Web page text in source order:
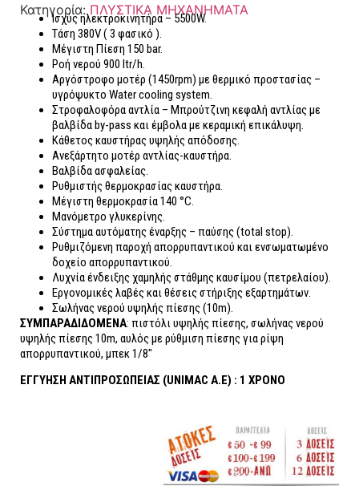
Κατηγορία: ΠΛΥΣΤΙΚΑ ΜΗΧΑΝΗΜΑΤΑ
Ισχύς ηλεκτροκινητήρα – 5500W.
Tάση 380V ( 3 φασικό ).
Μέγιστη Πίεση 150 bar.
Ροή νερού 900 ltr/h.
Αργόστροφο μοτέρ (1450rpm) με θερμικό προστασίας –
υγρόψυκτο Water cooling system.
Στροφαλοφόρα αντλία – Μπρούτζινη κεφαλή αντλίας με
βαλβίδα by-pass και έμβολα με κεραμική επικάλυψη.
Κάθετος καυστήρας υψηλής απόδοσης.
Ανεξάρτητο μοτέρ αντλίας-καυστήρα.
Βαλβίδα ασφαλείας.
Ρυθμιστής θερμοκρασίας καυστήρα.
Μέγιστη θερμοκρασία 140 °C.
Μανόμετρο γλυκερίνης.
Σύστημα αυτόματης έναρξης – παύσης (total stop).
Ρυθμιζόμενη παροχή απορρυπαντικού και ενσωματωμένο
δοχείο απορρυπαντικού.
Λυχνία ένδειξης χαμηλής στάθμης καυσίμου (πετρελαίου).
Εργονομικές λαβές και θέσεις στήριξης εξαρτημάτων.
Σωλήνας νερού υψηλής πίεσης (10m).
ΣΥΜΠΑΡΑΔΙΔΟΜΕΝΑ: πιστόλι υψηλής πίεσης, σωλήνας νερού
υψηλής πίεσης 10m, αυλός με ρύθμιση πίεσης για ρίψη
απορρυπαντικού, μπεκ 1/8″
ΕΓΓΥΗΣΗ ΑΝΤΙΠΡΟΣΩΠΕΙΑΣ (UNIMAC A.E) : 1 ΧΡΟΝΟ